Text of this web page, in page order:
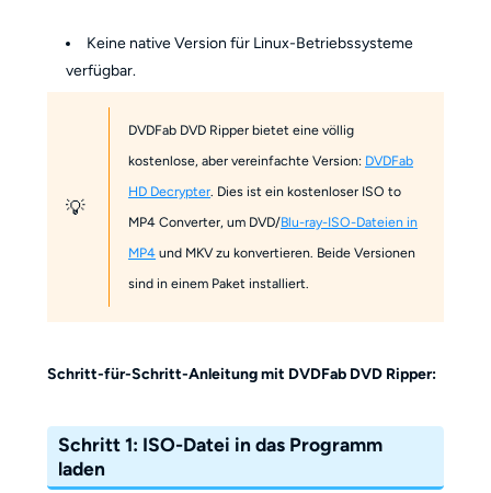
Keine native Version für Linux-Betriebssysteme
verfügbar.
💡
DVDFab DVD Ripper bietet eine völlig
kostenlose, aber vereinfachte Version: DVDFab
HD Decrypter. Dies ist ein kostenloser ISO to
MP4 Converter, um DVD/Blu-ray-ISO-Dateien in
MP4 und MKV zu konvertieren. Beide Versionen
sind in einem Paket installiert.
Schritt-für-Schritt-Anleitung mit DVDFab DVD Ripper:
Schritt 1: ISO-Datei in das Programm
laden